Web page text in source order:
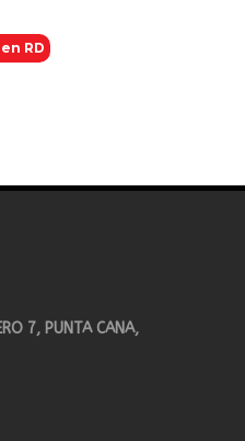
RD
7, PUNTA CANA,